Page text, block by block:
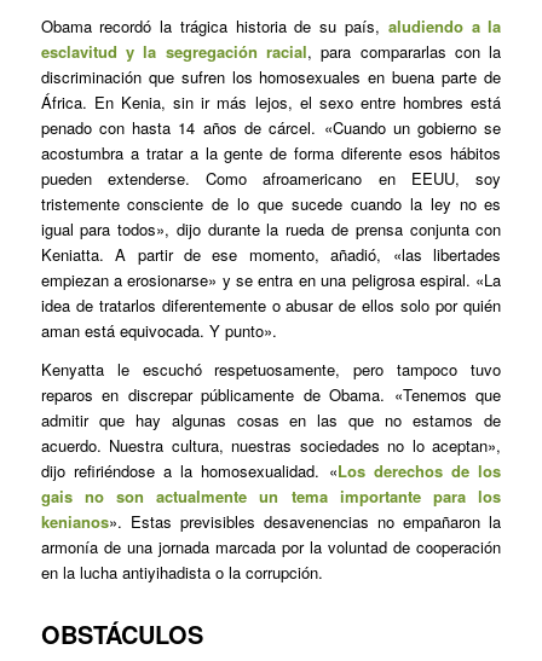
Obama recordó la trágica historia de su país, aludiendo a la
esclavitud y la segregación racial, para compararlas con la
discriminación que sufren los homosexuales en buena parte de
África. En Kenia, sin ir más lejos, el sexo entre hombres está
penado con hasta 14 años de cárcel. «Cuando un gobierno se
acostumbra a tratar a la gente de forma diferente esos hábitos
pueden extenderse. Como afroamericano en EEUU, soy
tristemente consciente de lo que sucede cuando la ley no es
igual para todos», dijo durante la rueda de prensa conjunta con
Keniatta. A partir de ese momento, añadió, «las libertades
empiezan a erosionarse» y se entra en una peligrosa espiral. «La
idea de tratarlos diferentemente o abusar de ellos solo por quién
aman está equivocada. Y punto».
Kenyatta le escuchó respetuosamente, pero tampoco tuvo
reparos en discrepar públicamente de Obama. «Tenemos que
admitir que hay algunas cosas en las que no estamos de
acuerdo. Nuestra cultura, nuestras sociedades no lo aceptan»,
dijo refiriéndose a la homosexualidad. «Los derechos de los
gais no son actualmente un tema importante para los
kenianos». Estas previsibles desavenencias no empañaron la
armonía de una jornada marcada por la voluntad de cooperación
en la lucha antiyihadista o la corrupción.
OBSTÁCULOS